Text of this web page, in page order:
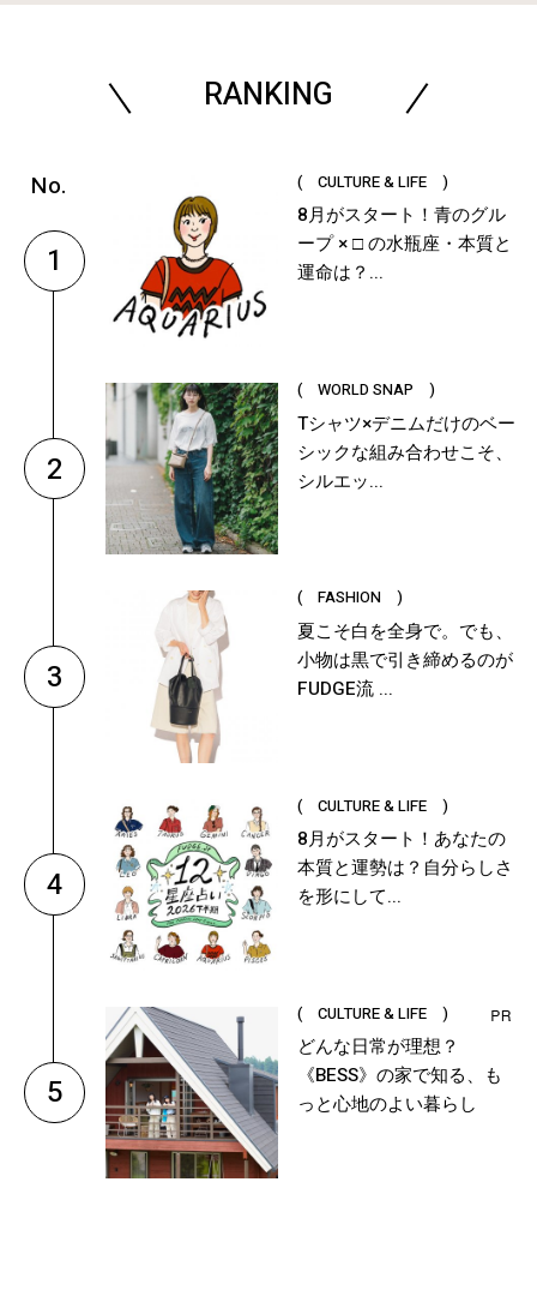
RANKING
1
( CULTURE & LIFE )
8月がスタート！青のグル
ープ × □ の水瓶座・本質と
運命は？...
2
( WORLD SNAP )
Tシャツ×デニムだけのベー
シックな組み合わせこそ、
シルエッ...
3
( FASHION )
夏こそ白を全身で。でも、
小物は黒で引き締めるのが
FUDGE流 ...
4
( CULTURE & LIFE )
8月がスタート！あなたの
本質と運勢は？自分らしさ
を形にして...
5
( CULTURE & LIFE )
どんな日常が理想？
《BESS》の家で知る、も
っと心地のよい暮らし